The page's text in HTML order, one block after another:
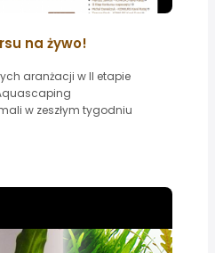
na żywo!
aranżacji w II etapie
w zeszłym tygodniu